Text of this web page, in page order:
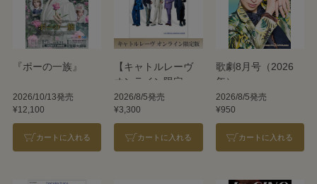
『ポーの一族』
2026/10/13発売
¥12,100
カートに入れる
【キャトルレーヴ
オンライン限定
版】TAKARAZUKA
REVUE 2026
2026/8/5発売
¥3,300
カートに入れる
歌劇8月号（2026
年）
2026/8/5発売
¥950
カートに入れる